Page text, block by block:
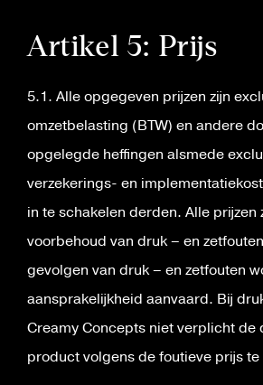
Artikel 5: Prijs
5.1. Alle opgegeven prijzen zijn
omzetbelasting (BTW) en andere
opgelegde heffingen alsmede
verzekerings- en
in te schakelen derden. Alle prijzen
voorbehoud van druk – en
gevolgen van druk – en zetfouten
aansprakelijkheid aanvaard. Bij
Creamy Concepts niet verplicht de
product volgens de foutieve prijs te